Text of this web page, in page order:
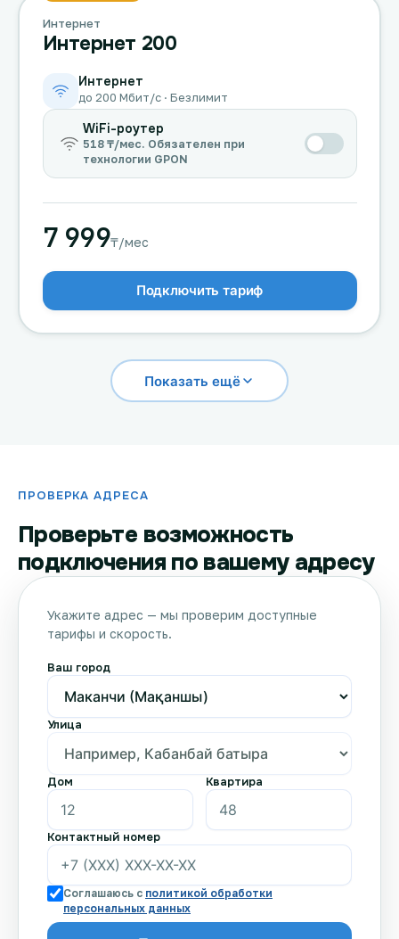
Интернет
Интернет 200
Интернет
до 200 Мбит/с · Безлимит
WiFi-роутер
518 ₸/мес. Обязателен при
технологии GPON
7 999₸/мес
Подключить тариф
Показать ещё
ПРОВЕРКА АДРЕСА
Проверьте возможность
подключения по вашему адресу
Укажите адрес — мы проверим доступные
тарифы и скорость.
Ваш город
Улица
Дом Квартира
Контактный номер
Соглашаюсь с политикой обработки
персональных данных